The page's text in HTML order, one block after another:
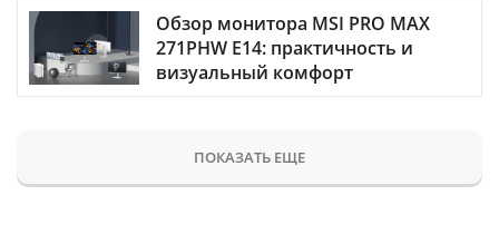
Обзор монитора MSI PRO MAX
271PHW E14: практичность и
визуальный комфорт
ПОКАЗАТЬ ЕЩЕ